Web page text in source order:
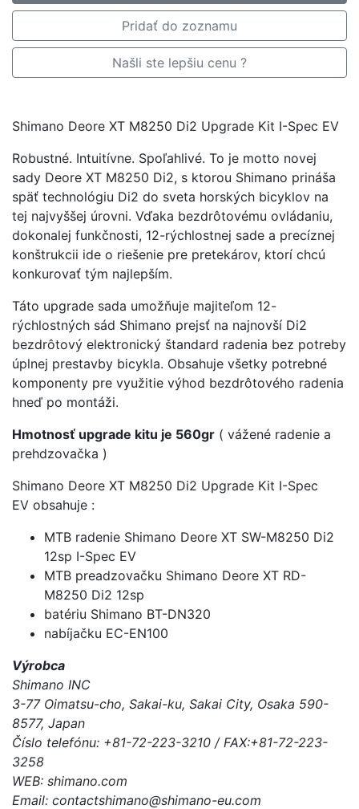
Pridať do zoznamu
Našli ste lepšiu cenu ?
Shimano Deore XT M8250 Di2 Upgrade Kit I-Spec EV
Robustné. Intuitívne. Spoľahlivé. To je motto novej
sady Deore XT M8250 Di2, s ktorou Shimano prináša
späť technológiu Di2 do sveta horských bicyklov na
tej najvyššej úrovni. Vďaka bezdrôtovému ovládaniu,
dokonalej funkčnosti, 12-rýchlostnej sade a precíznej
konštrukcii ide o riešenie pre pretekárov, ktorí chcú
konkurovať tým najlepším.
Táto upgrade sada umožňuje majiteľom 12-
rýchlostných sád Shimano prejsť na najnovší Di2
bezdrôtový elektronický štandard radenia bez potreby
úplnej prestavby bicykla. Obsahuje všetky potrebné
komponenty pre využitie výhod bezdrôtového radenia
hneď po montáži.
Hmotnosť upgrade kitu je 560gr ( vážené radenie a
prehdzovačka )
Shimano Deore XT M8250 Di2 Upgrade Kit I-Spec
EV obsahuje :
MTB radenie Shimano Deore XT SW-M8250 Di2
12sp I-Spec EV
MTB preadzovačku Shimano Deore XT RD-
M8250 Di2 12sp
batériu Shimano BT-DN320
nabíjačku EC-EN100
Výrobca
Shimano INC
3-77 Oimatsu-cho, Sakai-ku, Sakai City, Osaka 590-
8577, Japan
Číslo telefónu: +81-72-223-3210 / FAX:+81-72-223-
3258
WEB: shimano.com
Email: contactshimano@shimano-eu.com